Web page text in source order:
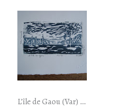
L’île de Gaou (Var) …